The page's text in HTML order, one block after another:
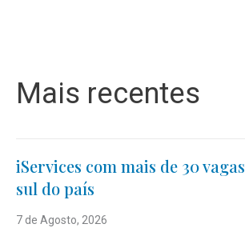
Mais recentes
iServices com mais de 30
sul do país
7 de Agosto, 2026